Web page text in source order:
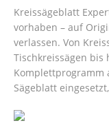
Kreissägeblatt
vorhaben – auf
verlassen. Von
Tischkreissägen bis
Komplettprogramm
Sägeblatt